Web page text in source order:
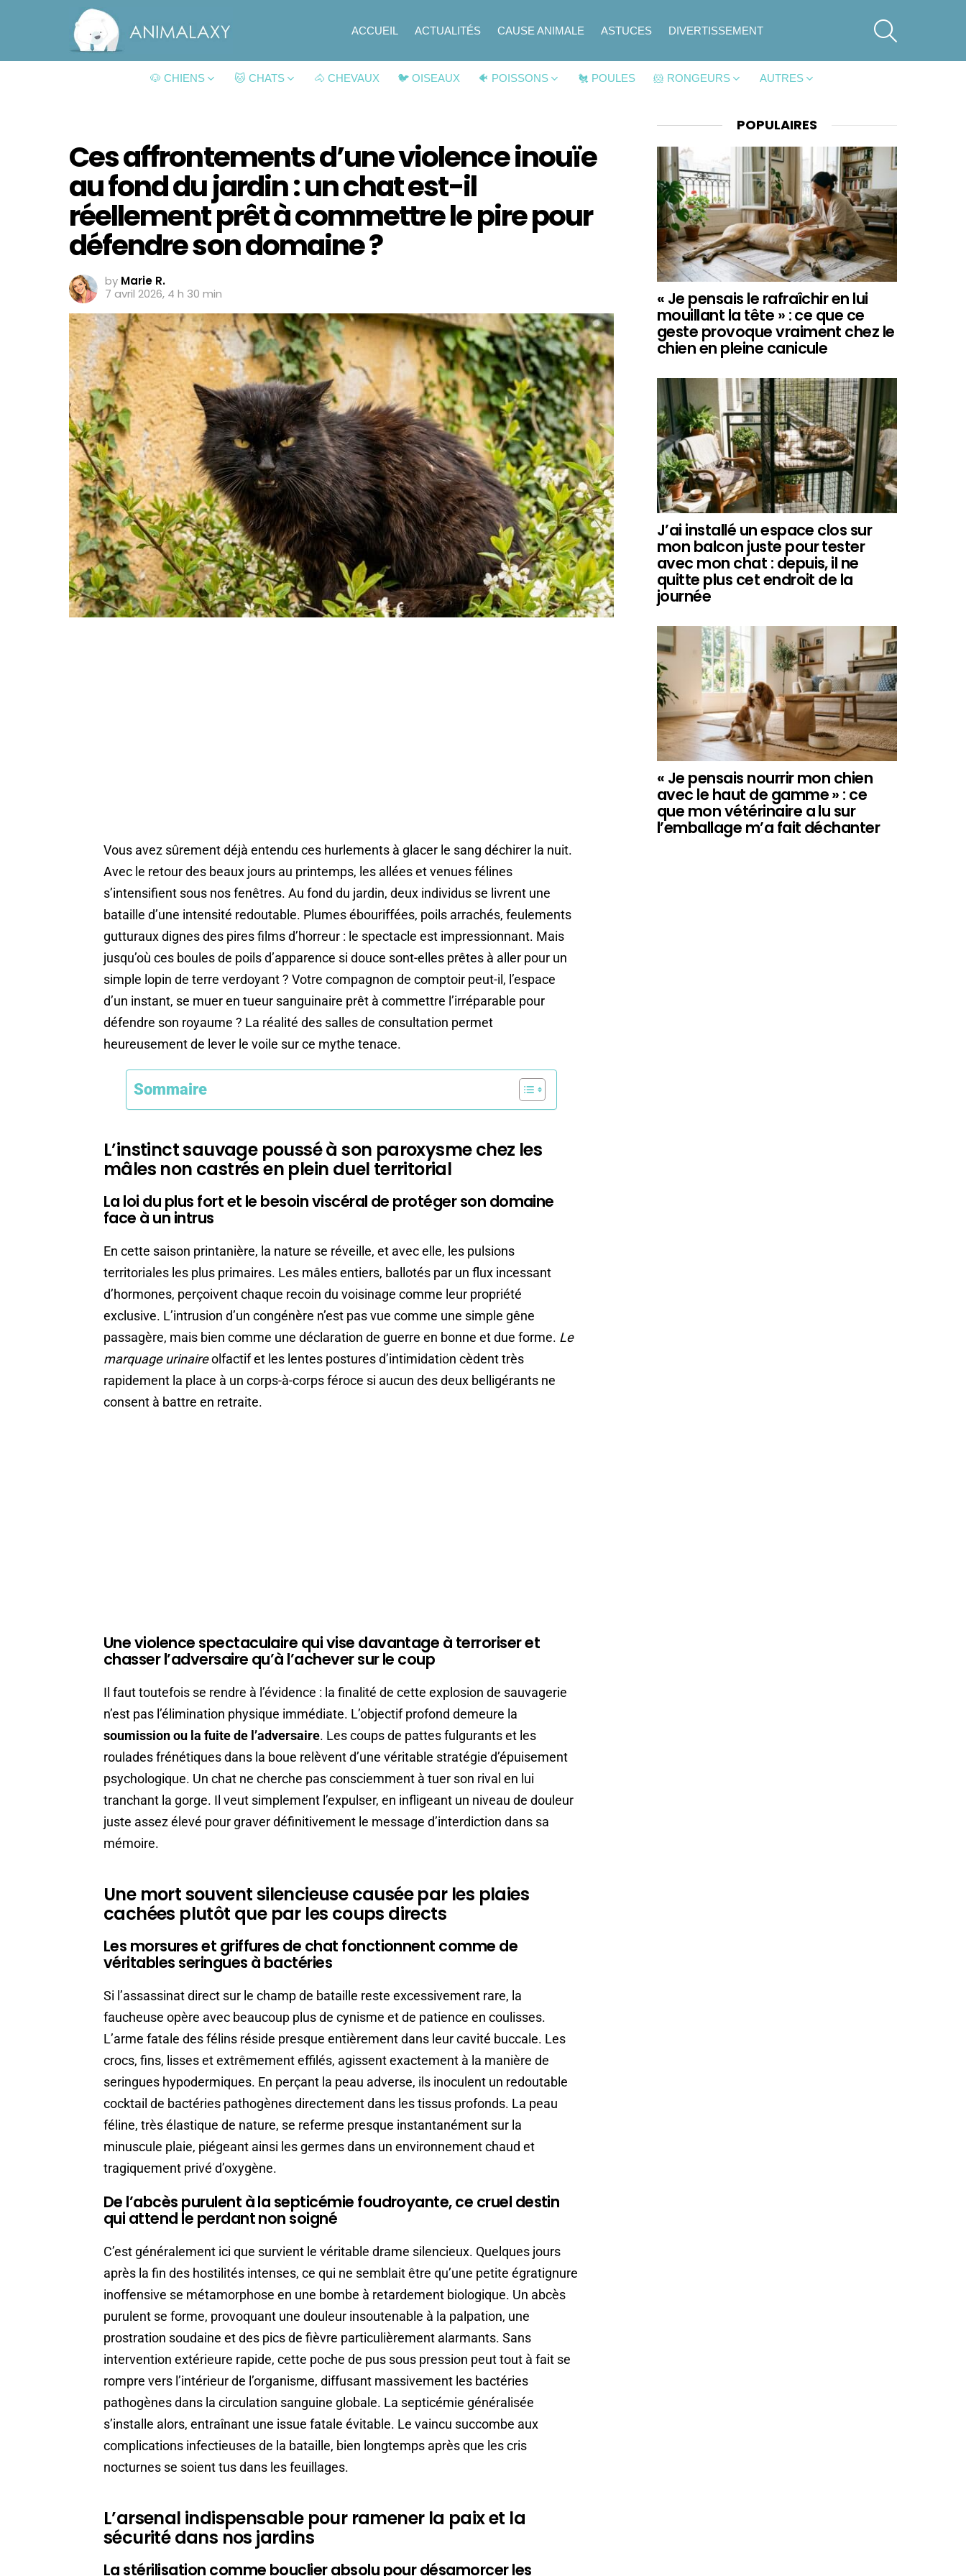
ACCUEIL ACTUALITÉS CAUSE ANIMALE ASTUCES DIVERTISSEMENT
🐶 CHIENS 🐱 CHATS 🐴 CHEVAUX 🐦 OISEAUX 🐠 POISSONS 🐔 POULES 🐹 RONGEURS AUTRES
Ces affrontements d’une violence inouïe
au fond du jardin : un chat est-il
réellement prêt à commettre le pire pour
défendre son domaine ?
by Marie R.
7 avril 2026, 4 h 30 min
Vous avez sûrement déjà entendu ces hurlements à glacer le sang déchirer la nuit.
Avec le retour des beaux jours au printemps, les allées et venues félines
s’intensifient sous nos fenêtres. Au fond du jardin, deux individus se livrent une
bataille d’une intensité redoutable. Plumes ébouriffées, poils arrachés, feulements
gutturaux dignes des pires films d’horreur : le spectacle est impressionnant. Mais
jusqu’où ces boules de poils d’apparence si douce sont-elles prêtes à aller pour un
simple lopin de terre verdoyant ? Votre compagnon de comptoir peut-il, l’espace
d’un instant, se muer en tueur sanguinaire prêt à commettre l’irréparable pour
défendre son royaume ? La réalité des salles de consultation permet
heureusement de lever le voile sur ce mythe tenace.
Sommaire
L’instinct sauvage poussé à son paroxysme chez les
mâles non castrés en plein duel territorial
La loi du plus fort et le besoin viscéral de protéger son domaine
face à un intrus
En cette saison printanière, la nature se réveille, et avec elle, les pulsions
territoriales les plus primaires. Les mâles entiers, ballotés par un flux incessant
d’hormones, perçoivent chaque recoin du voisinage comme leur propriété
exclusive. L’intrusion d’un congénère n’est pas vue comme une simple gêne
passagère, mais bien comme une déclaration de guerre en bonne et due forme. Le
marquage urinaireolfactif et les lentes postures d’intimidation cèdent très
rapidement la place à un corps-à-corps féroce si aucun des deux belligérants ne
consent à battre en retraite.
Une violence spectaculaire qui vise davantage à terroriser et
chasser l’adversaire qu’à l’achever sur le coup
Il faut toutefois se rendre à l’évidence : la finalité de cette explosion de sauvagerie
n’est pas l’élimination physique immédiate. L’objectif profond demeure la
soumission ou la fuite de l’adversaire. Les coups de pattes fulgurants et les
roulades frénétiques dans la boue relèvent d’une véritable stratégie d’épuisement
psychologique. Un chat ne cherche pas consciemment à tuer son rival en lui
tranchant la gorge. Il veut simplement l’expulser, en infligeant un niveau de douleur
juste assez élevé pour graver définitivement le message d’interdiction dans sa
mémoire.
Une mort souvent silencieuse causée par les plaies
cachées plutôt que par les coups directs
Les morsures et griffures de chat fonctionnent comme de
véritables seringues à bactéries
Si l’assassinat direct sur le champ de bataille reste excessivement rare, la
faucheuse opère avec beaucoup plus de cynisme et de patience en coulisses.
L’arme fatale des félins réside presque entièrement dans leur cavité buccale. Les
crocs, fins, lisses et extrêmement effilés, agissent exactement à la manière de
seringues hypodermiques. En perçant la peau adverse, ils inoculent un redoutable
cocktail de bactéries pathogènes directement dans les tissus profonds. La peau
féline, très élastique de nature, se referme presque instantanément sur la
minuscule plaie, piégeant ainsi les germes dans un environnement chaud et
tragiquement privé d’oxygène.
De l’abcès purulent à la septicémie foudroyante, ce cruel destin
qui attend le perdant non soigné
C’est généralement ici que survient le véritable drame silencieux. Quelques jours
après la fin des hostilités intenses, ce qui ne semblait être qu’une petite égratignure
inoffensive se métamorphose en une bombe à retardement biologique. Un abcès
purulent se forme, provoquant une douleur insoutenable à la palpation, une
prostration soudaine et des pics de fièvre particulièrement alarmants. Sans
intervention extérieure rapide, cette poche de pus sous pression peut tout à fait se
rompre vers l’intérieur de l’organisme, diffusant massivement les bactéries
pathogènes dans la circulation sanguine globale. La septicémie généralisée
s’installe alors, entraînant une issue fatale évitable. Le vaincu succombe aux
complications infectieuses de la bataille, bien longtemps après que les cris
nocturnes se soient tus dans les feuillages.
L’arsenal indispensable pour ramener la paix et la
sécurité dans nos jardins
La stérilisation comme bouclier absolu pour désamorcer les
POPULAIRES
« Je pensais le rafraîchir en lui
mouillant la tête » : ce que ce
geste provoque vraiment chez le
chien en pleine canicule
J’ai installé un espace clos sur
mon balcon juste pour tester
avec mon chat : depuis, il ne
quitte plus cet endroit de la
journée
« Je pensais nourrir mon chien
avec le haut de gamme » : ce
que mon vétérinaire a lu sur
l’emballage m’a fait déchanter